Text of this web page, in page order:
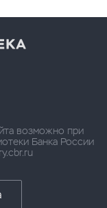
возможно при
Банка России